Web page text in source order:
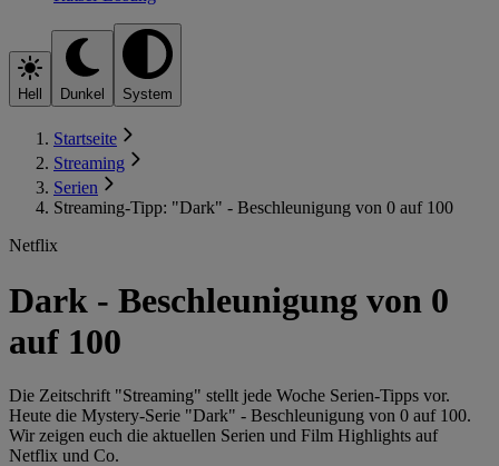
Hell Dunkel System
Startseite
Streaming
Serien
Streaming-Tipp: "Dark" - Beschleunigung von 0 auf 100
Netflix
Dark - Beschleunigung von 0
auf 100
Die Zeitschrift "Streaming" stellt jede Woche Serien-Tipps vor.
Heute die Mystery-Serie "Dark" - Beschleunigung von 0 auf 100.
Wir zeigen euch die aktuellen Serien und Film Highlights auf
Netflix und Co.